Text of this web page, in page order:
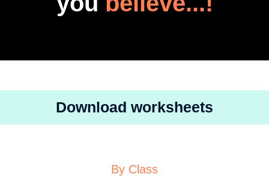
Download worksheets
By Class